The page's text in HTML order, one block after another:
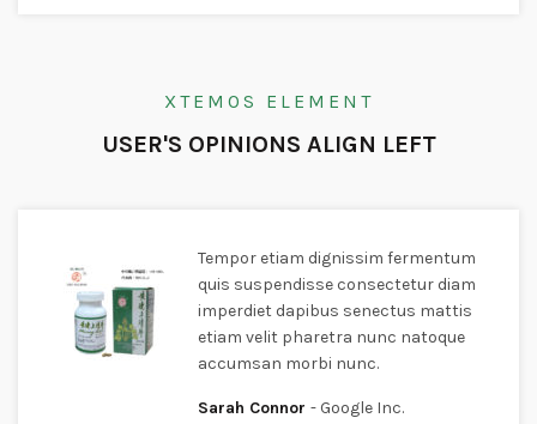
XTEMOS ELEMENT
USER'S OPINIONS ALIGN LEFT
Tempor etiam dignissim fermentum
quis suspendisse consectetur diam
imperdiet dapibus senectus mattis
etiam velit pharetra nunc natoque
accumsan morbi nunc.
Sarah Connor Google Inc.